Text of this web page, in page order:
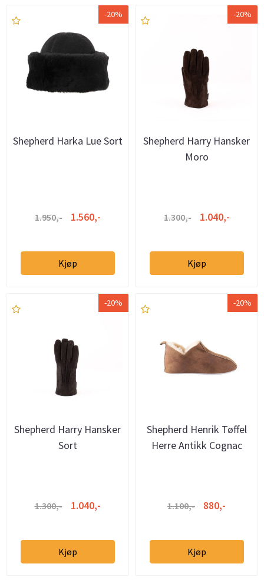
-20%
Shepherd Harka Lue Sort
1.950,- 1.560,-
Kjøp
-20%
Shepherd Harry Hansker
Moro
1.300,- 1.040,-
Kjøp
-20%
Shepherd Harry Hansker
Sort
1.300,- 1.040,-
Kjøp
-20%
Shepherd Henrik Tøffel
Herre Antikk Cognac
1.100,- 880,-
Kjøp